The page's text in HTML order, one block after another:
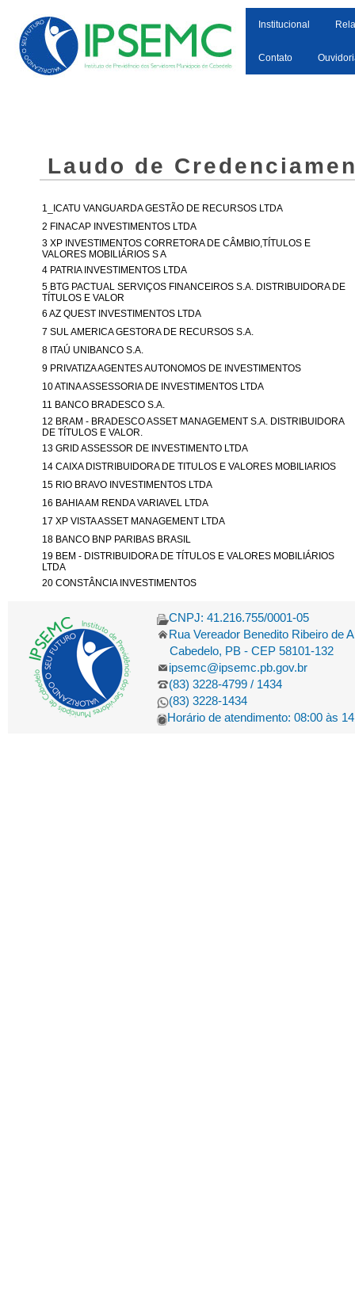
Institucional
Contato
Laudo de
1_ICATU VANGUARDA GESTÃO DE RECURSOS LTDA
2 FINACAP INVESTIMENTOS LTDA
3 XP INVESTIMENTOS CORRETORA DE CÂMBIO,TÍTULOS E
VALORES MOBILIÁRIOS S A
4 PATRIA INVESTIMENTOS LTDA
5 BTG PACTUAL SERVIÇOS FINANCEIROS S.A. DISTRIBUIDORA DE
TÍTULOS E VALOR
6 AZ QUEST INVESTIMENTOS LTDA
7 SUL AMERICA GESTORA DE RECURSOS S.A.
8 ITAÚ UNIBANCO S.A.
9 PRIVATIZA AGENTES AUTONOMOS DE INVESTIMENTOS
10 ATINA ASSESSORIA DE INVESTIMENTOS LTDA
11 BANCO BRADESCO S.A.
12 BRAM - BRADESCO ASSET MANAGEMENT S.A. DISTRIBUIDORA
DE TÍTULOS E VALOR.
13 GRID ASSESSOR DE INVESTIMENTO LTDA
14 CAIXA DISTRIBUIDORA DE TITULOS E VALORES MOBILIARIOS
15 RIO BRAVO INVESTIMENTOS LTDA
16 BAHIA AM RENDA VARIAVEL LTDA
17 XP VISTA ASSET MANAGEMENT LTDA
18 BANCO BNP PARIBAS BRASIL
19 BEM - DISTRIBUIDORA DE TÍTULOS E VALORES MOBILIÁRIOS
LTDA
20 CONSTÂNCIA INVESTIMENTOS
CNPJ: 41.216.755/0001-05
Rua Vereador Benedito Ribeiro de
Cabedelo, PB - CEP 58101-132
ipsemc@ipsemc.pb.gov.br
(83) 3228-4799 / 1434
(83) 3228-1434
Horário de atendimento: 08:00 às